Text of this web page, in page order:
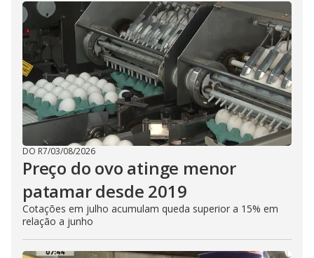
DO R7/03/08/2026
Preço do ovo atinge menor
patamar desde 2019
Cotações em julho acumulam queda superior a 15% em
relação a junho